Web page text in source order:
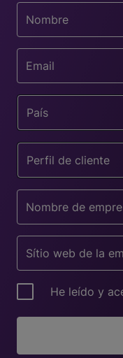
País
Perfil de cliente
He leído y